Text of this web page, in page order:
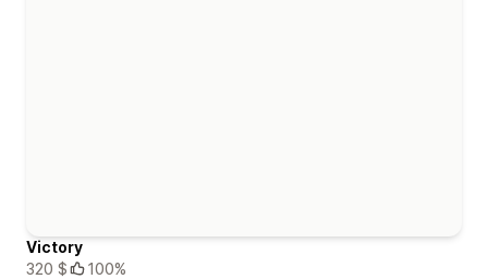
Victory
320 $
100%